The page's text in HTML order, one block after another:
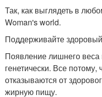
Так, как выглядеть в
Woman's world.
Поддерживайте
Появление лишнего веса
генетически. Все
отказываются от
жирную пищу.